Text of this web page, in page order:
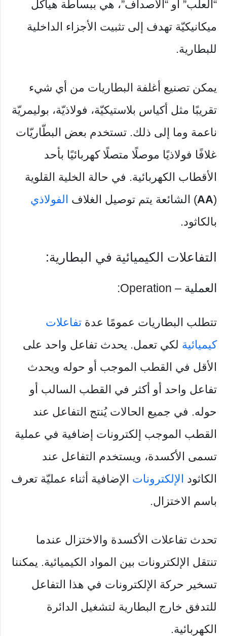
“العلب” أو “الأصداف”، هي ببساطة هياكل
ميكانيكيّة تهدف إلى تثبيت الأجزاء الداخلية
للبطارية.
يمكن تصنيع أغلفة البطاريات من أي شيء
تقريبًا مثل أكياس بلاستيكيّة، فولاذيّة، بوليمريّة
ناعمة وما إلى ذلك. تستخدم بعض البطّاريّات
غلافًا فولاذيًا موصلًا متصلًا كهربائيًا بأحد
الأقطاب الكهربائية. في حالة الخلية القلوية
(
AA) الشائعة يتم توصيل الغلاف الفولاذي
بالكاثود.
التفاعلات الكيميائية في البطارية:
العملية – Operation:
تتطلب البطاريات عمومًا عدة تفاعلات
كيميائية لكي تعمل. يحدث تفاعل واحد على
الأقل في القطب الموجب أو حوله ويحدث
تفاعل واحد أو أكثر في القطب السالب أو
حوله. في جميع الحالات يُنتج التفاعل عند
القطب الموجب إلكترونات إضافية في عملية
تسمى الأكسدة، ويستخدم التفاعل عند
الكاثود الإلكترونات الإضافية أثناء عمليّة تعرف
باسم الاختزال.
تحدث تفاعلات الأكسدة والاختزال عندما
تنتقل الإلكترونات بين المواد الكيميائية. يمكننا
تسخير حركة الإلكترونات في هذا التفاعل
للتدفق خارج البطارية لتشغيل الدائرة
الكهربائية.